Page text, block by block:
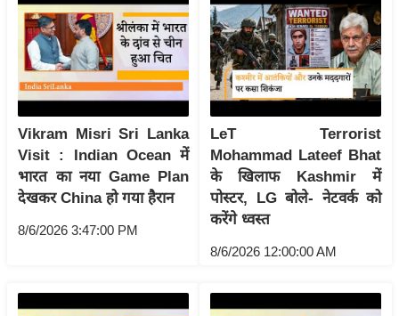
मि
स्तं
भ
ए
म
.
आ
र
.
आ
चा
Vikram Misri Sri Lanka
Visit : Indian Ocean में
भारत का नया Game Plan
देखकर China हो गया हैरान
8/6/2026 3:47:00 PM
LeT Terrorist
Mohammad Lateef Bhat
के खिलाफ Kashmir में
पोस्टर, LG बोले- नेटवर्क को
करेंगे ध्वस्त
8/6/2026 12:00:00 AM